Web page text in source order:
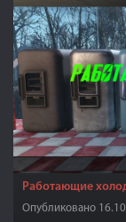
Работающие
Опубликовано